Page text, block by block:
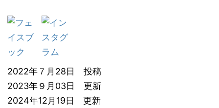
2022年７月28日 投稿
2023年９月03日 更新
2024年12月19日 更新